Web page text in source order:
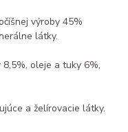
výroby 45%
látky.
oleje a tuky 6%,
a želírovacie látky.